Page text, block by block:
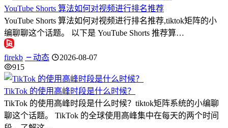
YouTube Shorts 算法如何对视频进行排名推荐
YouTube Shorts 算法如何对视频进行排名推荐,tiktok矩阵的小
编聊聊这个话题。 以下是 YouTube Shorts 推荐算…
firekb 动态
2026-08-07
915
TikTok 的使用高峰时段是什么时候？
TikTok 的使用高峰时段是什么时候？tiktok矩阵系统的小编聊
聊这个话题。 TikTok 的全球使用高峰集中在每天的两个时间